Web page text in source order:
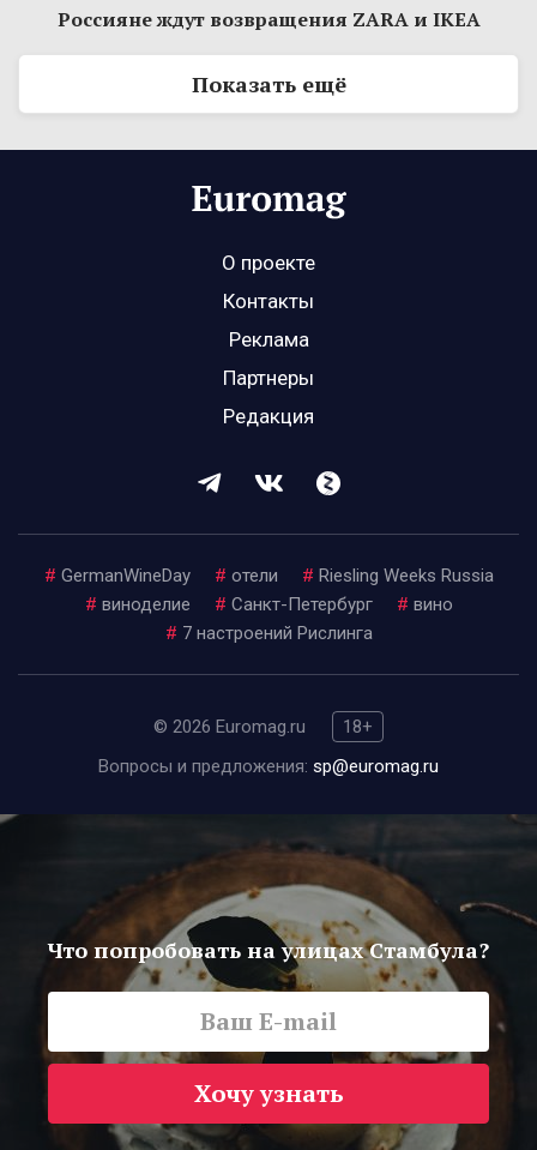
Россияне ждут возвращения ZARA и IKEA
Показать ещё
О проекте
Контакты
Реклама
Партнеры
Редакция
# GermanWineDay # отели # Riesling Weeks Russia
# виноделие # Санкт-Петербург # вино
# 7 настроений Рислинга
© 2026 Euromag.ru
18+
Вопросы и предложения: sp@euromag.ru
Что попробовать на улицах Стамбула?
Хочу узнать